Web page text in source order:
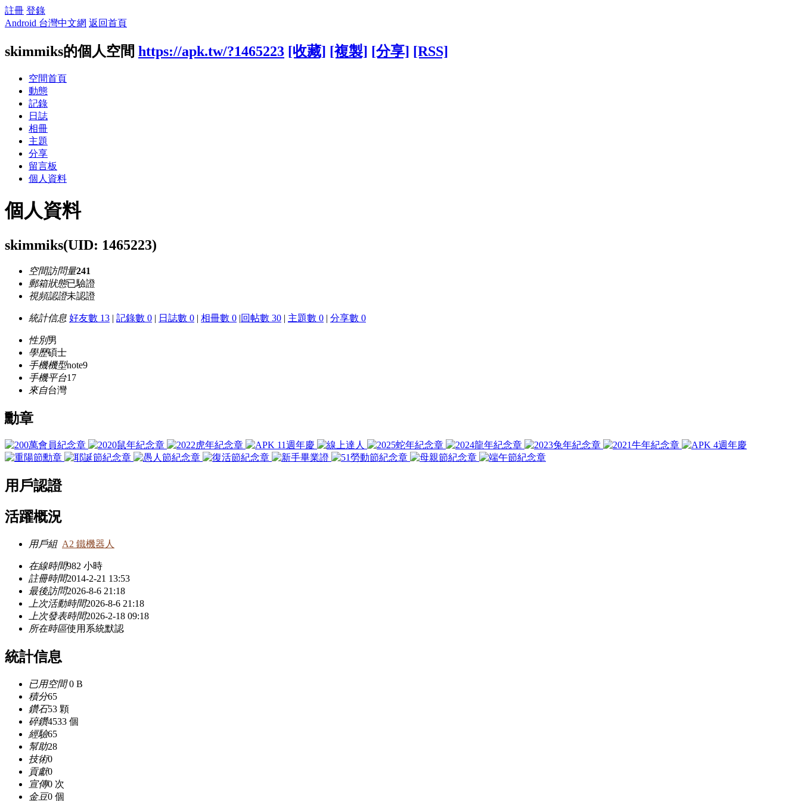
註冊 登錄
Android 台灣中文網 返回首頁
skimmiks的個人空間 https://apk.tw/?1465223 [收藏] [複製] [分享] [RSS]
空間首頁
動態
記錄
日誌
相冊
主題
分享
留言板
個人資料
個人資料
skimmiks(UID: 1465223)
空間訪問量241
郵箱狀態已驗證
視頻認證未認證
統計信息 好友數 13 | 記錄數 0 | 日誌數 0 | 相冊數 0 |回帖數 30 | 主題數 0 | 分享數 0
性別男
學歷碩士
手機機型note9
手機平台17
來自台灣
勳章
用戶認證
活躍概況
用戶組 A2 鐵機器人
在線時間982 小時
註冊時間2014-2-21 13:53
最後訪問2026-8-6 21:18
上次活動時間2026-8-6 21:18
上次發表時間2026-2-18 09:18
所在時區使用系統默認
統計信息
已用空間0 B
積分65
鑽石53 顆
碎鑽4533 個
經驗65
幫助28
技術0
貢獻0
宣傳0 次
金豆0 個